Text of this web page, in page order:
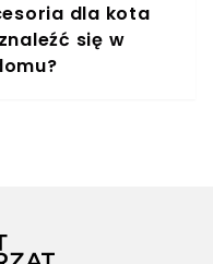
dla kota
się w